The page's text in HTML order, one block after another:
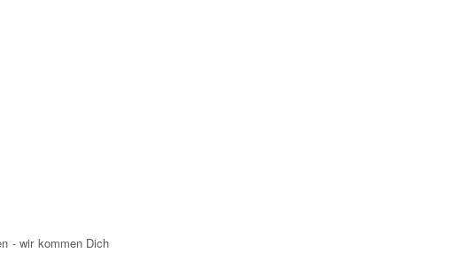
- wir kommen Dich